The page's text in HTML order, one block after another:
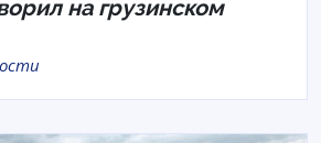
на грузинском